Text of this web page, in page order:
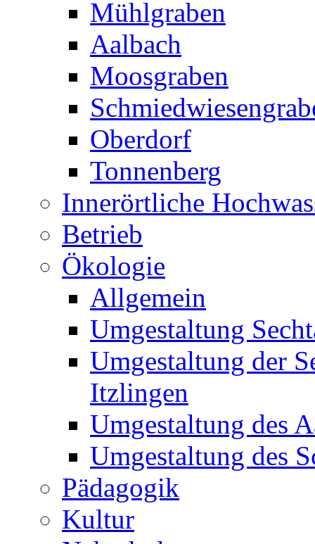
Mühlgraben
Aalbach
Moosgraben
Oberdorf
Tonnenberg
Innerörtliche
Betrieb
Ökologie
Allgemein
Umgestaltung
Umgestaltung der
Itzlingen
Umgestaltung des
Umgestaltung des
Pädagogik
Kultur